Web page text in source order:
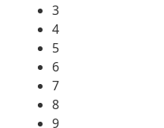
3
4
5
6
7
8
9